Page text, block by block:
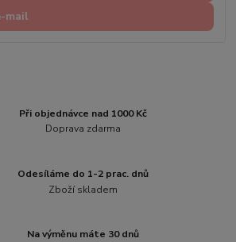
mail
Při objednávce nad 1000 Kč
Doprava zdarma
Odesíláme do 1-2 prac. dnů
Zboží skladem
Na výměnu máte 30 dnů